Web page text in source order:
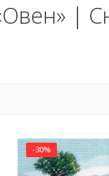
|
-30%